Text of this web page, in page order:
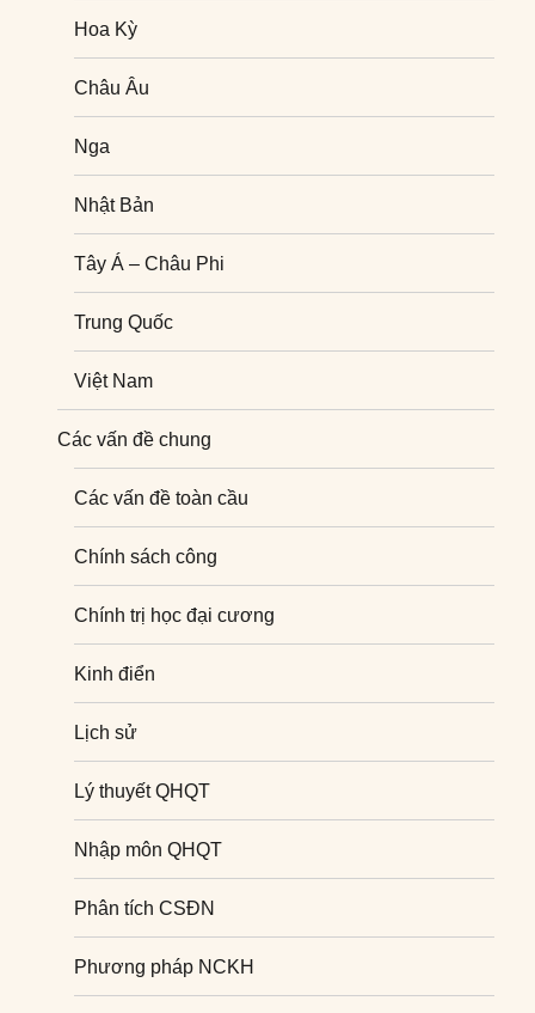
Nghiên cứu quốc tế
Hoa Kỳ
Châu Âu
Nga
Nhật Bản
Tây Á – Châu Phi
Trung Quốc
Việt Nam
Các vấn đề chung
Các vấn đề toàn cầu
Chính sách công
Chính trị học đại cương
Kinh điển
Lịch sử
Lý thuyết QHQT
Nhập môn QHQT
Phân tích CSĐN
Phương pháp NCKH